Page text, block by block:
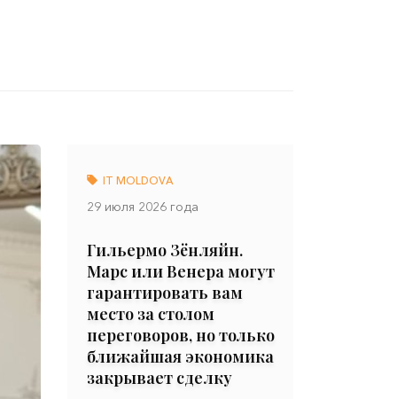
IT MOLDOVA
29 июля 2026 года
Гильермо Зёнляйн.
Марс или Венера могут
гарантировать вам
место за столом
переговоров, но только
ближайшая экономика
закрывает сделку